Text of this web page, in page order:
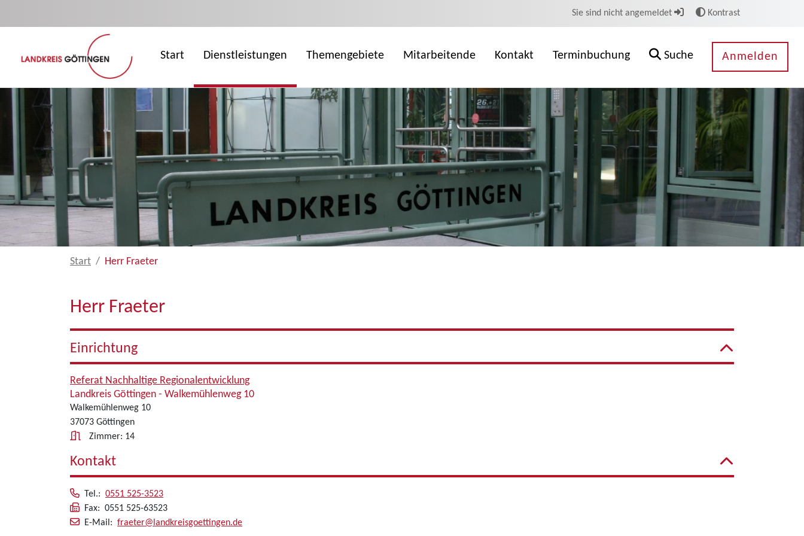
Sie sind nicht angemeldet Kontrast
Start Dienstleistungen Themengebiete Mitarbeitende Kontakt Terminbuchung Suche Anmelden
Start Herr Fraeter
Herr Fraeter
Einrichtung
Referat Nachhaltige Regionalentwicklung
Landkreis Göttingen - Walkemühlenweg 10
Walkemühlenweg 10
37073 Göttingen
Zimmer: 14
Kontakt
Tel.: 0551 525-3523
Fax: 0551 525-63523
E-Mail: fraeter@landkreisgoettingen.de